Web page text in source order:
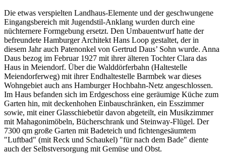
Die etwas verspielten Landhaus-Elemente und der geschwungene
Eingangsbereich mit Jugendstil-Anklang wurden durch eine
nüchternere Formgebung ersetzt. Den Umbauentwurf hatte der
befreundete Hamburger Architekt Hans Loop gestaltet, der in
diesem Jahr auch Paten­onkel von Gertrud Daus’ Sohn wurde. Anna
Daus bezog im Februar 1927 mit ihrer älteren Tochter Clara das
Haus in Meiendorf. Über die Walddörferbahn (Haltestelle
Meiendorferweg) mit ihrer Endhaltestelle Barmbek war dieses
Wohngebiet auch ans Hamburger Hochbahn-Netz angeschlossen.
Im Haus befanden sich im Erdgeschoss eine geräumige Küche zum
Garten hin, mit deckenhohen Einbauschränken, ein Esszimmer
sowie, mit einer Glasschiebetür davon abgeteilt, ein Musikzimmer
mit Mahagonimöbeln, Bücherschrank und Steinway-Flügel. Der
7300 qm große Garten mit Badeteich und fichtengesäumtem
"Luftbad" (mit Reck und Schaukel) "für nach dem Bade" diente
auch der Selbstversorgung mit Gemüse und Obst.